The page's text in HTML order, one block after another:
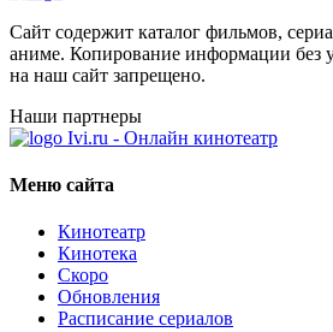
Сайт содержит каталог фильмов,
аниме. Копирование информации без
на наш сайт запрещено.
Наши партнеры
Ivi.ru - Онлайн кинотеатр
Меню сайта
Кинотеатр
Кинотека
Скоро
Обновления
Расписание сериалов